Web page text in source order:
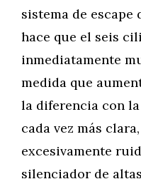
sistema de escape
hace que el seis
inmediatamente
medida que
la diferencia con
cada vez más
excesivamente
silenciador de